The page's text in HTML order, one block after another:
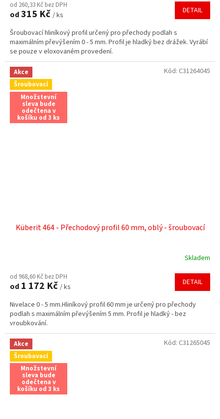
od 260,33 Kč bez DPH
od315 Kč / ks DETAIL
Šroubovací hliníkový profil určený pro přechody podlah s
maximálním převýšením 0 - 5 mm. Profil je hladký bez drážek. Vyrábí
se pouze v eloxovaném provedení.
Akce
Šroubovací
Množstevní
sleva bude
odečtena v
košíku od 3 ks
Küberit 464 - Přechodový profil 60 mm, oblý - šroubovací
Skladem
od 968,60 Kč bez DPH
od 1 172 Kč / ks DETAIL
Nivelace 0 - 5 mm.Hliníkový profil 60 mm je určený pro přechody
podlah s maximálním převýšením 5 mm. Profil je hladký - bez
vroubkování.
Kód: C31264045
Akce
Šroubovací
Množstevní
sleva bude
odečtena v
košíku od 3 ks
Kód: C31265045